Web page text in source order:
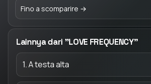
Fino a scomparire →
Lainnya dari "LOVE FREQUENCY"
1. A testa alta